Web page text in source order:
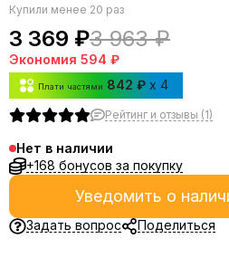
Купили менее 20 раз
3 369 ₽3 963 ₽
Экономия 594 ₽
Плати частями 842 ₽ x 4
Рейтинг и отзывы (1)
Нет в наличии
+168 бонусов за покупку
Уведомить о
Задать вопрос Поделиться